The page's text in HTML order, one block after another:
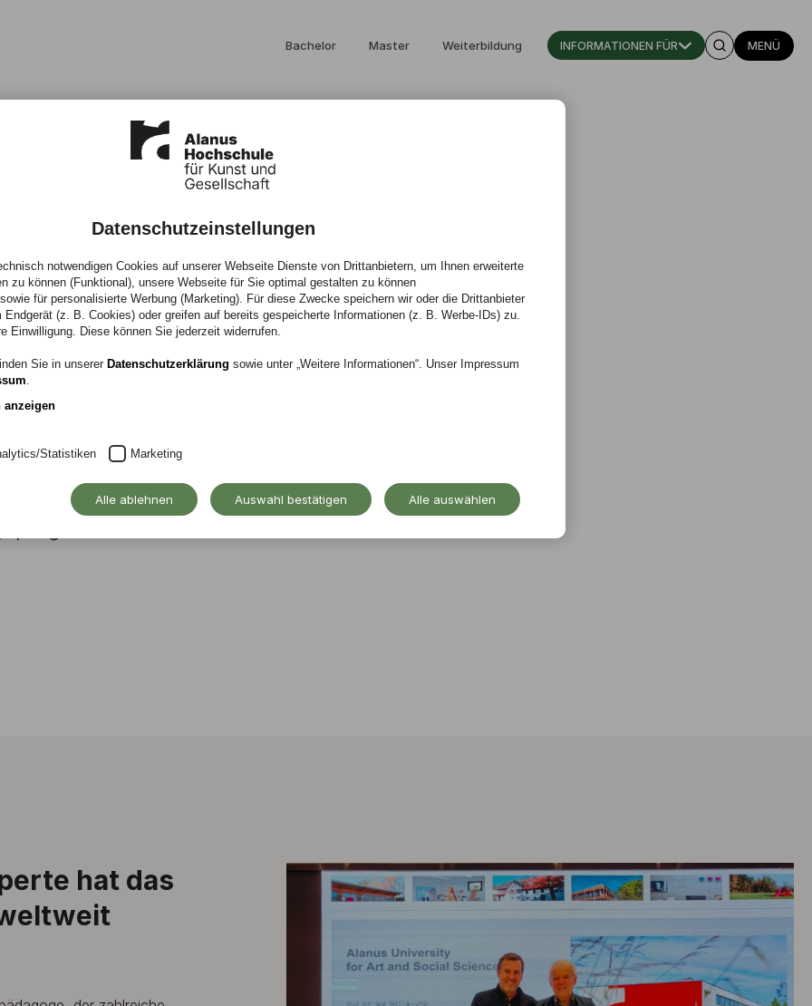
Bachelor Master Weiterbildung INFORMATIONEN FÜR MENÜ
wird Senior
an der
Experte hat das
hat das
Datenschutzeinstellungen
notwendigen Cookies auf unserer Webseite Dienste von Drittanbietern, um Ihnen erweiterte
zu können (Funktional), unsere Webseite für Sie optimal gestalten zu können
für personalisierte Werbung (Marketing). Für diese Zwecke speichern wir oder die Drittanbieter
Endgerät (z. B. Cookies) oder greifen auf bereits gespeicherte Informationen (z. B. Werbe-IDs) zu.
Einwilligung. Diese können Sie jederzeit widerrufen.
Sie in unserer Datenschutzerklärung sowie unter „Weitere Informationen“. Unser Impressum
.
anzeigen
Statistiken Marketing
Alle ablehnen Auswahl bestätigen Alle auswählen